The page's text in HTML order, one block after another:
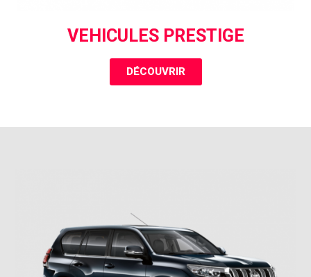
VEHICULES PRESTIGE
DÉCOUVRIR